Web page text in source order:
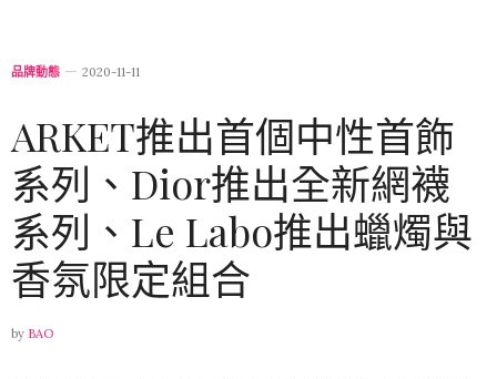
品牌動態 2020-11-11
ARKET推出首個中性首飾
系列、Dior推出全新網襪
系列、Le Labo推出蠟燭與
香氛限定組合
by BAO